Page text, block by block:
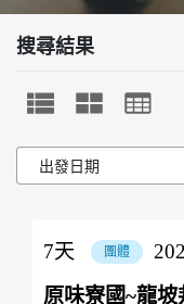
搜尋結果
團體
7天
原味寮國~龍